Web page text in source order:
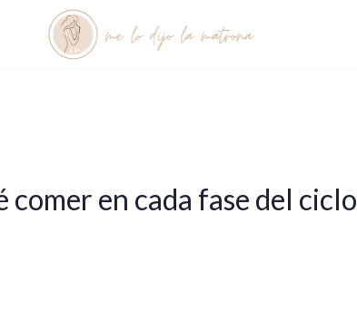
comer en cada fase del ciclo